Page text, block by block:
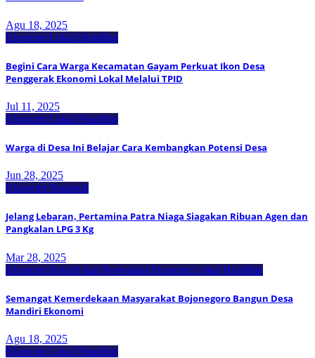
Agu 18, 2025
Ekonomi Lokal Headline
Begini Cara Warga Kecamatan Gayam Perkuat Ikon Desa
Penggerak Ekonomi Lokal Melalui TPID
Jul 11, 2025
Ekonomi Lokal Headline
Warga di Desa Ini Belajar Cara Kembangkan Potensi Desa
Jun 28, 2025
Ekonomi Nasional
Jelang Lebaran, Pertamina Patra Niaga Siagakan Ribuan Agen dan
Pangkalan LPG 3 Kg
Mar 28, 2025
Ekonomi Kreatif dan Pariwisata Ekonomi Lokal Headline
Semangat Kemerdekaan Masyarakat Bojonegoro Bangun Desa
Mandiri Ekonomi
Agu 18, 2025
Ekonomi Lokal Headline